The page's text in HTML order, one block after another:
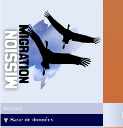
Accueil
Base de données